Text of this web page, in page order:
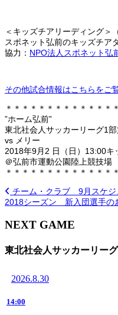
＜キッズチアリーディング＞
スポネット弘前のキッズチア
協力： NPO法人スポネット弘
その他試合情報はこちらをご
＊＊＊＊＊＊＊＊＊＊＊＊＊
”ホーム弘前”
東北社会人サッカーリーグ1
vs メリー
2018年9月2 日（日）13:00キ
＠弘前市運動公園陸上競技場
＊＊＊＊＊＊＊＊＊＊＊＊＊
チーム・クラブ 9月スケジ
2018シーズン 新入団選手の
NEXT GAME
東北社会人サッカーリー
2026.8.30
14:00